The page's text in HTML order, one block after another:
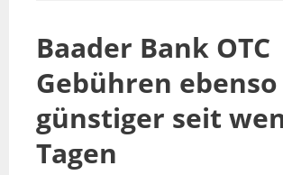
Baader Bank OTC
Gebühren ebenso
günstiger seit
Tagen